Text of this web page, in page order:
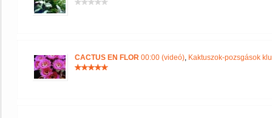
CACTUS EN FLOR 00:00 (videó), Kaktuszok-pozsgások